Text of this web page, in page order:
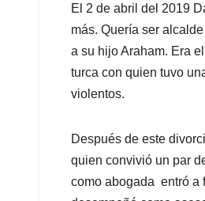
El 2 de abril del 2019
más. Quería ser
a su hijo Araham. Era
turca con quien tuvo
violentos.
Después de este
quien convivió un par
como abogada entró a